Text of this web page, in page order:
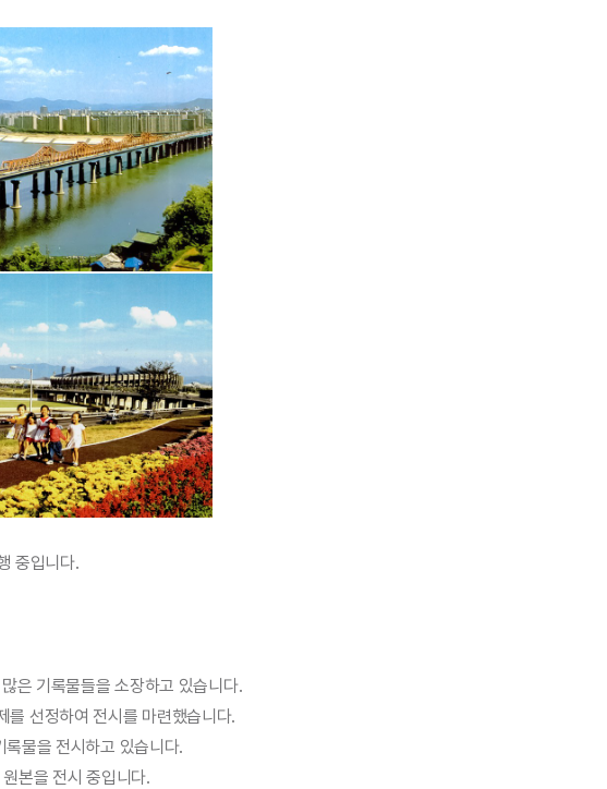
중입니다.
은 기록물들을 소장하고 있습니다.
를 선정하여 전시를 마련했습니다.
물을 전시하고 있습니다.
본을 전시 중입니다.